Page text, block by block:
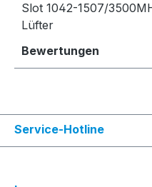
Slot 1042-1507/
Lüfter
Bewertungen
Service-Hotline